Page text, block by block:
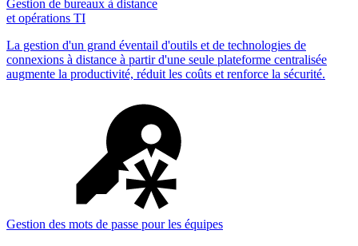
Gestion de bureaux à distance
et opérations TI
La gestion d'un grand éventail d'outils et de technologies de
connexions à distance à partir d'une seule plateforme centralisée
augmente la productivité, réduit les coûts et renforce la sécurité.
Gestion des mots de passe pour les équipes